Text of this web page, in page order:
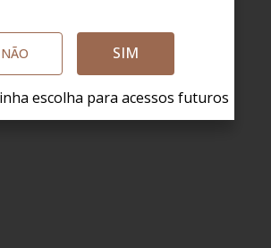
NÃO SIM
escolha para acessos futuros